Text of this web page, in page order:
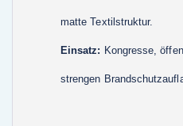
matte Textilstruktur.
Einsatz: Kongresse,
strengen